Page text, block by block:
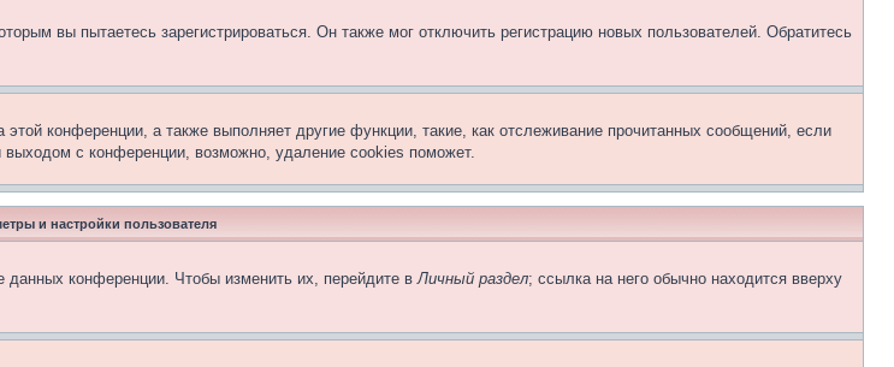
вы пытаетесь зарегистрироваться. Он также мог отключить регистрацию новых пользователей. Обратитесь
конференции, а также выполняет другие функции, такие, как отслеживание прочитанных сообщений, если
с конференции, возможно, удаление cookies поможет.
и настройки пользователя
данных конференции. Чтобы изменить их, перейдите вЛичный раздел; ссылка на него обычно находится вверху